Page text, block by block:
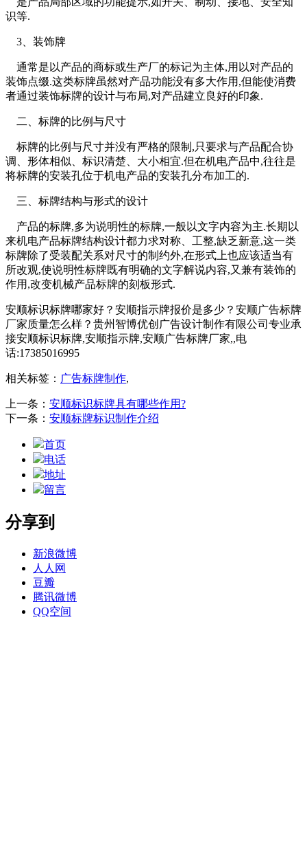
识等.
3、装饰牌
通常是以产品的商标或生产厂的标记为主体,用以对产品的
装饰点缀.这类标牌虽然对产品功能没有多大作用,但能使消费
者通过装饰标牌的设计与布局,对产品建立良好的印象.
二、标牌的比例与尺寸
标牌的比例与尺寸并没有严格的限制,只要求与产品配合协
调、形体相似、标识清楚、大小相宜.但在机电产品中,往往是
将标牌的安装孔位于机电产品的安装孔分布加工的.
三、标牌结构与形式的设计
产品的标牌,多为说明性的标牌,一般以文字内容为主.长期以
来机电产品标牌结构设计都力求对称、工整,缺乏新意,这一类
标牌除了受装配关系对尺寸的制约外,在形式上也应该适当有
所改观,使说明性标牌既有明确的文字解说内容,又兼有装饰的
作用,改变机械产品标牌的刻板形式.
安顺标识标牌哪家好？安顺指示牌报价是多少？安顺广告标牌
厂家质量怎么样？贵州智博优创广告设计制作有限公司专业承
接安顺标识标牌,安顺指示牌,安顺广告标牌厂家,,电
话:17385016995
相关标签： 广告标牌制作,
上一条： 安顺标识标牌具有哪些作用?
下一条： 安顺标牌标识制作介绍
首页
电话
地址
留言
分享到
新浪微博
人人网
豆瓣
腾讯微博
QQ空间